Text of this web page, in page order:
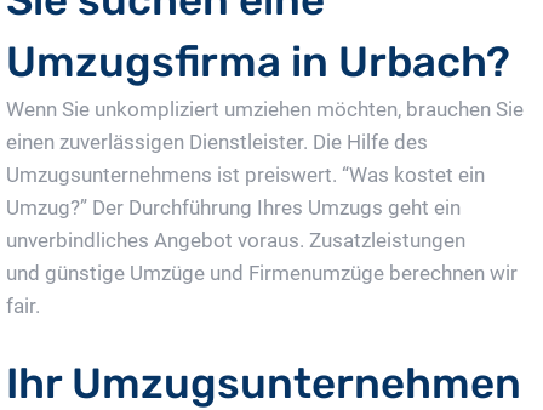
Umzugsfirma in Urbach?
Wenn Sie unkompliziert umziehen möchten, brauchen Sie
einen zuverlässigen Dienstleister. Die Hilfe des
Umzugsunternehmens ist preiswert. “Was kostet ein
Umzug?” Der Durchführung Ihres Umzugs geht ein
unverbindliches Angebot voraus. Zusatzleistungen
und günstige Umzüge und Firmenumzüge berechnen wir
fair.
Ihr Umzugsunternehmen